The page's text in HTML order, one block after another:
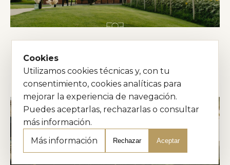
Cookies
Utilizamos cookies técnicas y, con tu
consentimiento, cookies analíticas para
mejorar la experiencia de navegación.
Puedes aceptarlas, rechazarlas o consultar
más información.
Más información
Rechazar Aceptar